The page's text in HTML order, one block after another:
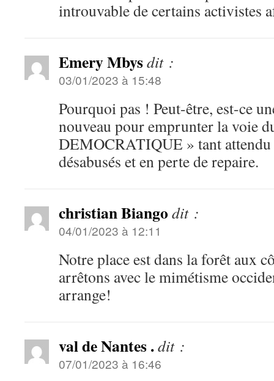
introuvable de certains activistes
Emery Mbysdit :
03/01/2023 à 15:48
Pourquoi pas ! Peut-être, est-ce
nouveau pour emprunter la voie
DEMOCRATIQUE » tant
désabusés et en perte de repaire.
christian Biango dit :
04/01/2023 à 12:11
Notre place est dans la forêt aux
arrêtons avec le mimétisme
arrange!
val de Nantes .dit :
07/01/2023 à 16:46